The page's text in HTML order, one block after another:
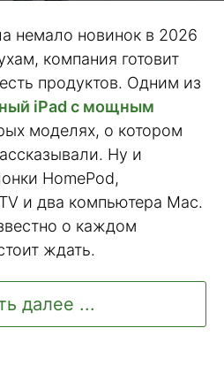
немало новинок в 2026
компания готовит
продуктов. Одним из
iPad с мощным
моделях, о котором
Ну и
HomePod,
и два компьютера Mac.
о каждом
ждать.
далее ...